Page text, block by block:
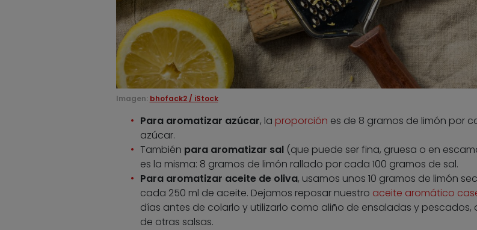
Imagen: bhofack2 / iStock
Para aromatizar azúcar, la proporción es de 8 gramos de limón por
azúcar.
También para aromatizar sal(que puede ser fina, gruesa o en
es la misma: 8 gramos de limón rallado por cada 100 gramos de sal.
Para aromatizar aceite de oliva, usamos unos 10 gramos de limón
cada 250 ml de aceite. Dejamos reposar nuestro aceite aromático
días antes de colarlo y utilizarlo como aliño de ensaladas y pescados,
de otras salsas.